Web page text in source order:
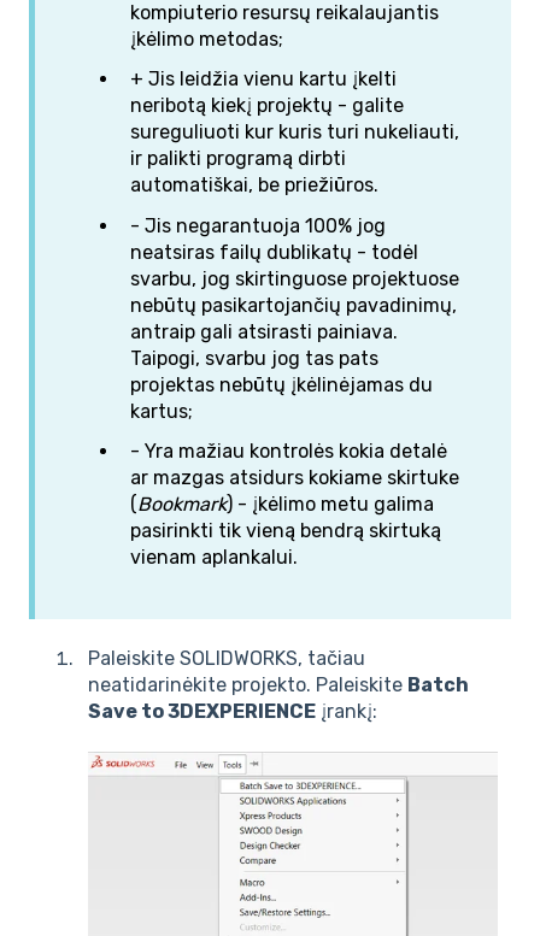
kompiuterio resursų reikalaujantis
įkėlimo metodas;
+ Jis leidžia vienu kartu įkelti
neribotą kiekį projektų - galite
sureguliuoti kur kuris turi nukeliauti,
ir palikti programą dirbti
automatiškai, be priežiūros.
- Jis negarantuoja 100% jog
neatsiras failų dublikatų - todėl
svarbu, jog skirtinguose projektuose
nebūtų pasikartojančių pavadinimų,
antraip gali atsirasti painiava.
Taipogi, svarbu jog tas pats
projektas nebūtų įkėlinėjamas du
kartus;
- Yra mažiau kontrolės kokia detalė
ar mazgas atsidurs kokiame skirtuke
(Bookmark) - įkėlimo metu galima
pasirinkti tik vieną bendrą skirtuką
vienam aplankalui.
Paleiskite SOLIDWORKS, tačiau
neatidarinėkite projekto. Paleiskite Batch
Save to 3DEXPERIENCE įrankį: